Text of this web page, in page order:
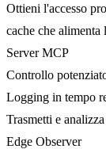
Ottieni l'accesso
cache che
Server MCP
Controllo
Logging in tempo
Trasmetti e
Edge Observer